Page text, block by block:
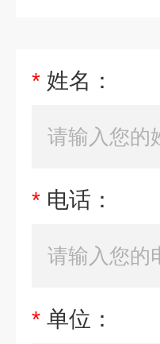
* 姓名：
* 电话：
* 单位：